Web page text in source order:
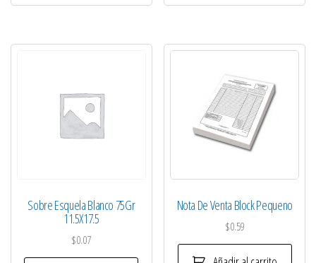
Sobre Esquela Blanco 75Gr
11.5X17.5
$0.07
Nota De Venta Block Pequeno
$0.59